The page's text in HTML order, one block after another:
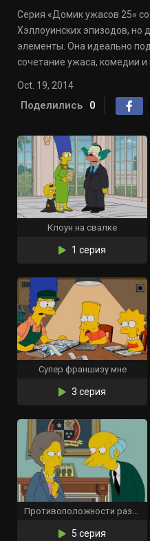
Серия «Домик ужасов 25»
Хэллоуинских эпизодов, но
элементы. Она идеально
сочетание ужаса, комедии
Oct. 19, 2014
Поделились 0
Клоун на свалке
1 серия
Супер франшизу мне
3 серия
Противоположности разрываются
5 серия